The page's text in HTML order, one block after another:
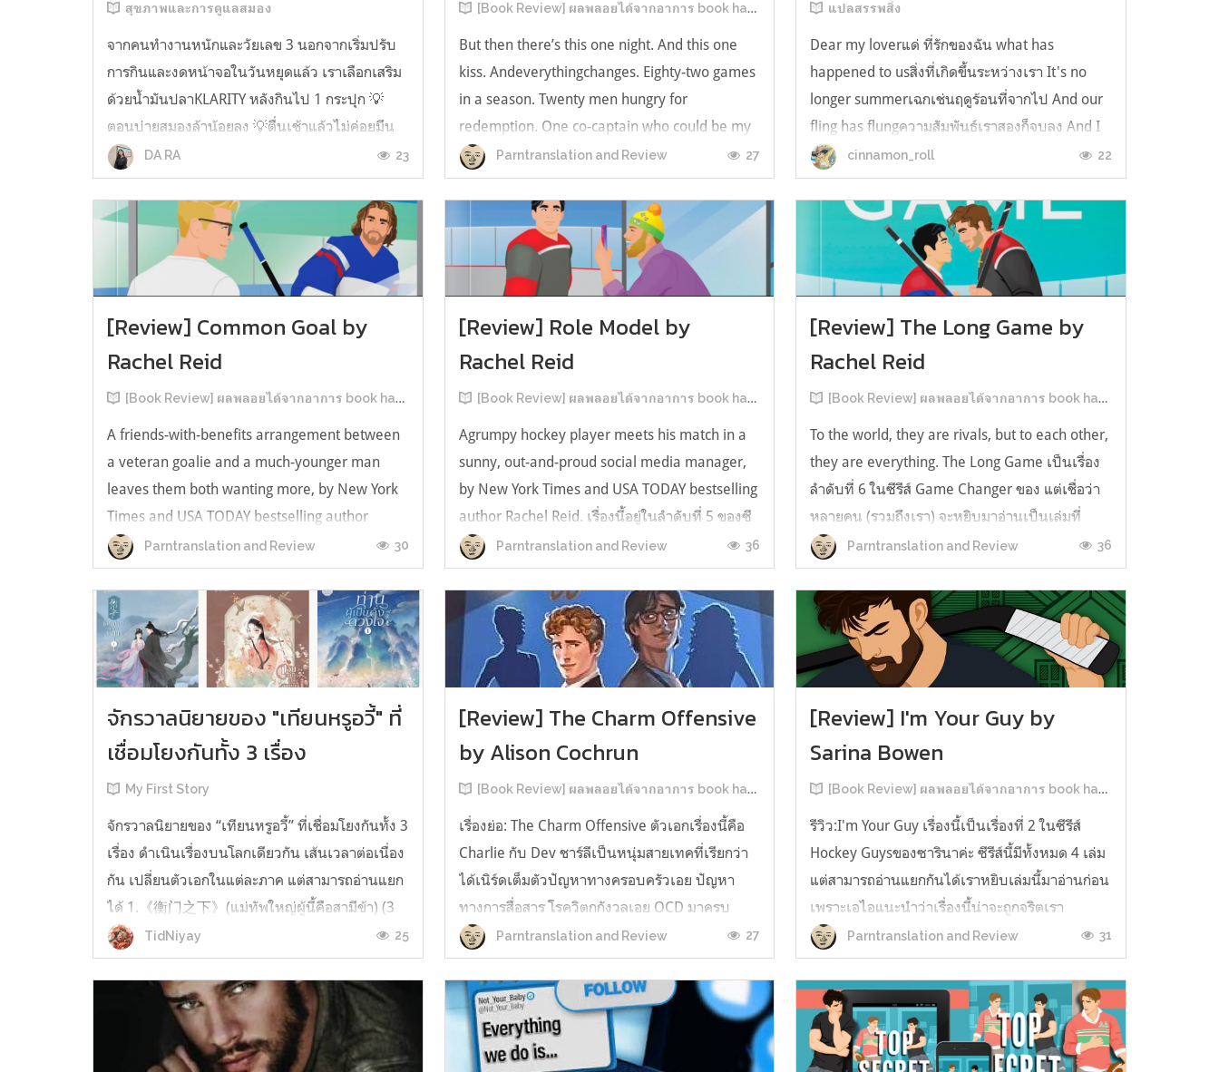
สุขภาพและการดูแลสมอง
จากคนทำงานหนักและวัยเลข 3 นอกจากเริ่มปรับ
การกินและงดหน้าจอในวันหยุดแล้ว เราเลือกเสริม
ด้วยน้ำมันปลาKLARITY หลังกินไป 1 กระปุก 💡
ตอนบ่ายสมองล้าน้อยลง 💡ตื่นเช้าแล้วไม่ค่อยมึน
หัว 💡ไอเดียไม่ตัน ยิ่งทำงานสาย Content แนะนำ
ว่าควรมี ชอบตรงที่ไม่มีกลิ่นคาวเลย กินง่ายสุด
ตั้งแต่เคยกินน้ำมันปลามาเลย ใครที่เคยกิ...
DA RA 23
[Book Review] ผลพลอยได้จากอาการ book hangover หลังอ่านสารพัน MM Romance
But then there’s this one night. And this one
kiss. Andeverythingchanges. Eighty-two games
in a season. Twenty men hungry for
redemption. One co-captain who could be my
forever. This is the rest of the story. หลังอ่าน
แบบฟีลกู้ดติดๆ กันแล้ว เลยอยากได้ความแสบ
ทรวงในชีวิตบ้าง (หาเรื่อง!) เล่มนี้คู่หูเอ...
Parntranslation and Review 27
แปลสรรพสิ่ง
Dear my loverแด่ ที่รักของฉัน what has
happened to usสิ่งที่เกิดขึ้นระหว่างเรา It's no
longer summerเฉกเช่นฤดูร้อนที่จากไป And our
fling has flungความสัมพันธ์เราสองก็จบลง And I
still spin your recordsแต่ฉันยังเล่นเพลงโปรดของ
คุณบนแผ่นเสียงไวนิล And You still feel like
homeในใจฉัน ตัวตนคุณก็ยังอบอ...
cinnamon_roll 22
[Review] Common Goal by
Rachel Reid
[Book Review] ผลพลอยได้จากอาการ book hangover หลังอ่านสารพัน MM Romance
A friends-with-benefits arrangement between
a veteran goalie and a much-younger man
leaves them both wanting more, by New York
Times and USA TODAY bestselling author
Rachel Reid. เป็นเรื่องลำดับที่ 4ในซีรีส์ Game
Changer และเป็นเล่มที่ 4 ที่เราหยิบมาอ่าน ใน
ที่สุดลำดับเรื่องกับลำดับที่หยิบอ่านก็ตรงกั...
Parntranslation and Review 30
[Review] Role Model by
Rachel Reid
[Book Review] ผลพลอยได้จากอาการ book hangover หลังอ่านสารพัน MM Romance
Agrumpy hockey player meets his match in a
sunny, out-and-proud social media manager,
by New York Times and USA TODAY bestselling
author Rachel Reid. เรื่องนี้อยู่ในลำดับที่ 5 ของซี
รีส์ Game Changer แต่เป็นเรื่องที่ 3 ที่เราหยิบมา
อ่าน เพราะเห็นว่าเป็นเรื่องในไทม์ไลน์เดียวกันกับ
TheLong Game ประกอบกั...
Parntranslation and Review 36
[Review] The Long Game by
Rachel Reid
[Book Review] ผลพลอยได้จากอาการ book hangover หลังอ่านสารพัน MM Romance
To the world, they are rivals, but to each other,
they are everything. The Long Game เป็นเรื่อง
ลำดับที่ 6 ในซีรีส์ Game Changer ของ แต่เชื่อว่า
หลายคน (รวมถึงเรา) จะหยิบมาอ่านเป็นเล่มที่
2หลังจากอ่าน Heated Rivalry มา555 เรื่องย่อ:
The Long Game เล่ม Long Game นี่จะเป็น
ประมาณ2 ปีหลังจาก HR จะดำเนินเ...
Parntranslation and Review 36
จักรวาลนิยายของ "เทียนหรูอวี้" ที่
เชื่อมโยงกันทั้ง 3 เรื่อง
My First Story
จักรวาลนิยายของ “เทียนหรูอวี้” ที่เชื่อมโยงกันทั้ง 3
เรื่อง ดำเนินเรื่องบนโลกเดียวกัน เส้นเวลาต่อเนื่อง
กัน เปลี่ยนตัวเอกในแต่ละภาค แต่สามารถอ่านแยก
ได้ 1.《衡门之下》(แม่ทัพใหญ่ผู้นี้คือสามีข้า) (3
เล่มจบ) เป็นเรื่องที่เกิดก่อน เล่าเรื่องของ ฝูถิง กับ
หลี่ชีฉือ ที่ต้องแต่งงานกันก่อนจะใช้ชีวิตห่างไกล
TidNiyay 25
[Review] The Charm Offensive
by Alison Cochrun
[Book Review] ผลพลอยได้จากอาการ book hangover หลังอ่านสารพัน MM Romance
เรื่องย่อ: The Charm Offensive ตัวเอกเรื่องนี้คือ
Charlie กับ Dev ชาร์ลีเป็นหนุ่มสายเทคที่เรียกว่า
ได้เนิร์ดเต็มตัวปัญหาทางครอบครัวเอย ปัญหา
ทางการสื่อสาร โรควิตกกังวลเอย OCD มาครบ
เรียกได้ว่าครบองค์ประกอบความโอตะ เขาทั้งไม่
เชื่อในรักแท้ ไม่เคยมีความสัมพันธ์ในเชิงโรแมนติก
กับใคร หรืออาจเรียกว่าไม่เคยรู...
Parntranslation and Review 27
[Review] I'm Your Guy by
Sarina Bowen
[Book Review] ผลพลอยได้จากอาการ book hangover หลังอ่านสารพัน MM Romance
รีวิว:I'm Your Guy เรื่องนี้เป็นเรื่องที่ 2 ในซีรีส์
Hockey Guysของซารินาค่ะ ซีรีส์นี้มีทั้งหมด 4 เล่ม
แต่สามารถอ่านแยกกันได้เราหยิบเล่มนี้มาอ่านก่อน
เพราะเอไอแนะนำว่าเรื่องนี้น่าจะถูกจริตเรา
มากกว่า555 เรื่องนี้เป็นเรื่องราวของ TOMMASO
นักกีฬาฮอกกี้ NHL กับ Carter มัณฑนากรมือฉมัง
ทอมมาโซเพิ่งโดนเทร...
Parntranslation and Review 31